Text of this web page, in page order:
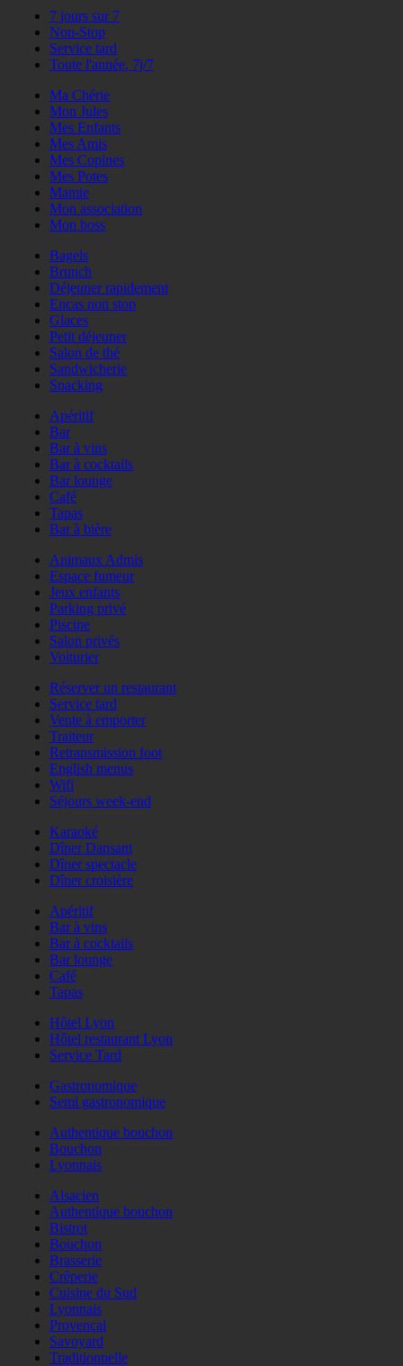
7 jours sur 7
Non-Stop
Service tard
Toute l'année, 7j/7
Ma Chérie
Mon Jules
Mes Enfants
Mes Amis
Mes Copines
Mes Potes
Mamie
Mon association
Mon boss
Bagels
Brunch
Déjeuner rapidement
Encas non stop
Glaces
Petit déjeuner
Salon de thé
Sandwicherie
Snacking
Apéritif
Bar
Bar à vins
Bar à cocktails
Bar lounge
Café
Tapas
Bar à bière
Animaux Admis
Espace fumeur
Jeux enfants
Parking privé
Piscine
Salon privés
Voiturier
Réserver un restaurant
Service tard
Vente à emporter
Traiteur
Retransmission foot
English menus
Wifi
Séjours week-end
Karaoké
Dîner Dansant
Dîner spectacle
Dîner croisière
Apéritif
Bar à vins
Bar à cocktails
Bar lounge
Café
Tapas
Hôtel Lyon
Hôtel restaurant Lyon
Service Tard
Gastronomique
Semi gastronomique
Authentique bouchon
Bouchon
Lyonnais
Alsacien
Authentique bouchon
Bistrot
Bouchon
Brasserie
Crêperie
Cuisine du Sud
Lyonnais
Provençal
Savoyard
Traditionnelle